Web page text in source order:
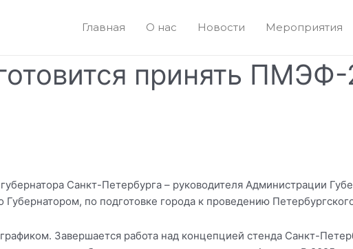
Главная О нас Новости Мероприятия
принять
Санкт-Петербурга – руководителя Администрации
по подготовке города к проведению
Завершается работа над концепцией стенда Санкт-